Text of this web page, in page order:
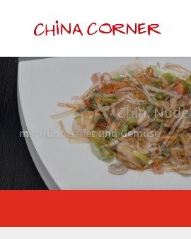
Chin.
mit Hühnerfilet und Gemüse